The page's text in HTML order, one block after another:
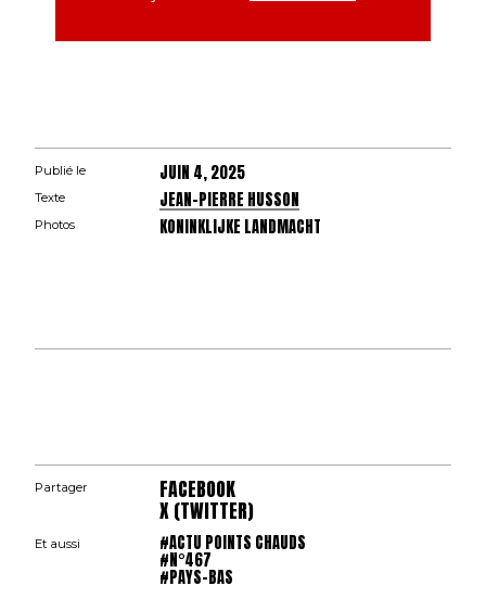
Publié le JUIN 4, 2025
Texte JEAN-PIERRE HUSSON
Photos KONINKLIJKE LANDMACHT
Partager FACEBOOK
X (TWITTER)
Et aussi #ACTU POINTS CHAUDS
#N°467
#PAYS-BAS